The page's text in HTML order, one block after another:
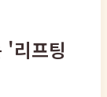
'리프팅